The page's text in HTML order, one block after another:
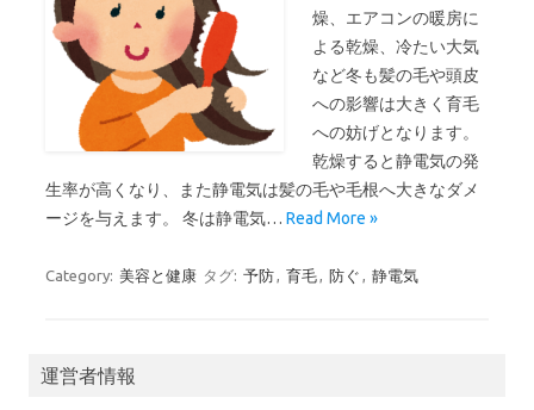
燥、エアコンの暖房に
よる乾燥、冷たい大気
など冬も髪の毛や頭皮
への影響は大きく育毛
への妨げとなります。
乾燥すると静電気の発
生率が高くなり、また静電気は髪の毛や毛根へ大きなダメ
ージを与えます。 冬は静電気… Read More »
Category: 美容と健康 タグ: 予防, 育毛, 防ぐ , 静電気
運営者情報